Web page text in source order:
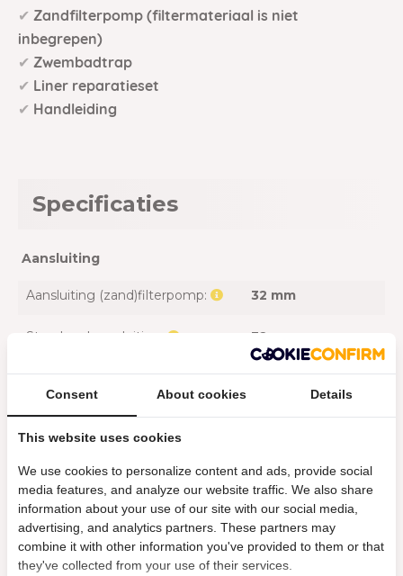
✔ Zandfilterpomp (filtermateriaal is niet
inbegrepen)
✔ Zwembadtrap
✔ Liner reparatieset
✔ Handleiding
Specificaties
Aansluiting
Aansluiting (zand)filterpomp: 32 mm
Standaard aansluiting: 32 mm
Accessoires
Inclusief afdekzeil: Nee
Inclusief grondzeil: Nee
Inclusief overkapping: Nee
Consent About cookies Details
This website uses cookies
We use cookies to personalize content and ads, provide social
media features, and analyze our website traffic. We also share
information about your use of our site with our social media,
advertising, and analytics partners. These partners may
combine it with other information you've provided to them or that
they've collected from your use of their services.